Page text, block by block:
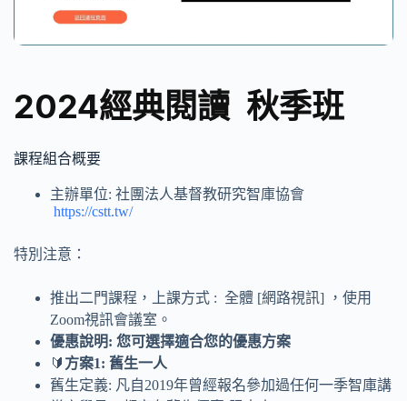
2024經典閱讀 秋季班
課程組合概要
主辦單位: 社團法人基督教研究智庫協會
https://cstt.tw/
特別注意：
推出二門課程，上課方式 : 全體 [網路視訊] ，使用
Zoom視訊會議室。
優惠說明: 您可選擇適合您的優惠方案
🔰 方案1: 舊生一人
舊生定義: 凡自2019年曾經報名參加過任何一季智庫講